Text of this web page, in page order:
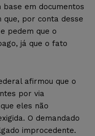
em documentos
que, por conta desse
pedem que o
já que o fato
afirmou que o
por via
eles não
O demandado
improcedente.